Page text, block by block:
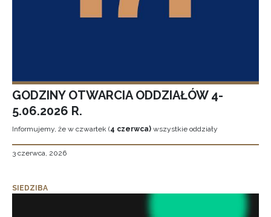
GODZINY OTWARCIA ODDZIAŁÓW 4-
5.06.2026 R.
Informujemy, że w czwartek (4 czerwca) wszystkie oddziały
3 czerwca, 2026
SIEDZIBA